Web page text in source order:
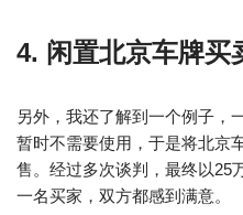
4. 闲置北京车牌买
另外，我还了解到一个例子，
暂时不需要使用，于是将北京
售。经过多次谈判，最终以25
一名买家，双方都感到满意。